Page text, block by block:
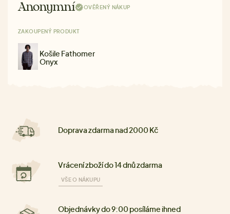
Anonymní OVĚŘENÝ NÁKUP
ZAKOUPENÝ PRODUKT
Košile Fathomer
Onyx
Doprava zdarma nad 2000 Kč
Vrácení zboží do 14 dnů zdarma
VŠE O NÁKUPU
Objednávky do 9:00 posíláme ihned